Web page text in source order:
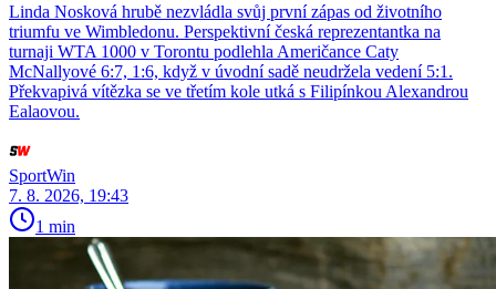
Linda Nosková hrubě nezvládla svůj první zápas od životního
triumfu ve Wimbledonu. Perspektivní česká reprezentantka na
turnaji WTA 1000 v Torontu podlehla Američance Caty
McNallyové 6:7, 1:6, když v úvodní sadě neudržela vedení 5:1.
Překvapivá vítězka se ve třetím kole utká s Filipínkou Alexandrou
Ealaovou.
SportWin
7. 8. 2026, 19:43
1 min